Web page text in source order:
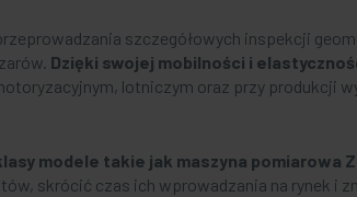
szczegółowych inspekcji
Dzięki swojej mobilności i
lotniczym oraz przy produkcji
modele takie jak maszyna pomiarowa
skrócić czas ich wprowadzania na rynek i